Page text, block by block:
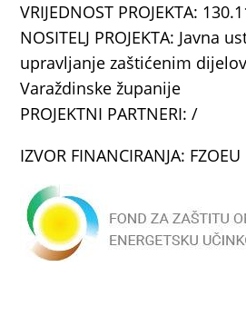
VRIJEDNOST PROJEKTA:
NOSITELJ PROJEKTA: Javna
upravljanje zaštićenim
Varaždinske županije
PROJEKTNI PARTNERI: /
IZVOR FINANCIRANJA: FZOEU